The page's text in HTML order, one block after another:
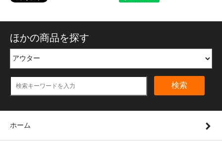
ほかの商品を探す
検索
ホーム